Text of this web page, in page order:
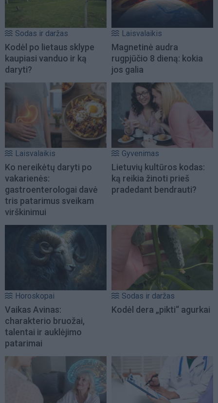
Sodas ir daržas
Kodėl po lietaus sklype
kaupiasi vanduo ir ką
daryti?
Laisvalaikis
Magnetinė audra
rugpjūčio 8 dieną: kokia
jos galia
Laisvalaikis
Ko nereikėtų daryti po
vakarienės:
gastroenterologai davė
tris patarimus sveikam
virškinimui
Gyvenimas
Lietuvių kultūros kodas:
ką reikia žinoti prieš
pradedant bendrauti?
Horoskopai
Vaikas Avinas:
charakterio bruožai,
talentai ir auklėjimo
patarimai
Sodas ir daržas
Kodėl dera „pikti“ agurkai